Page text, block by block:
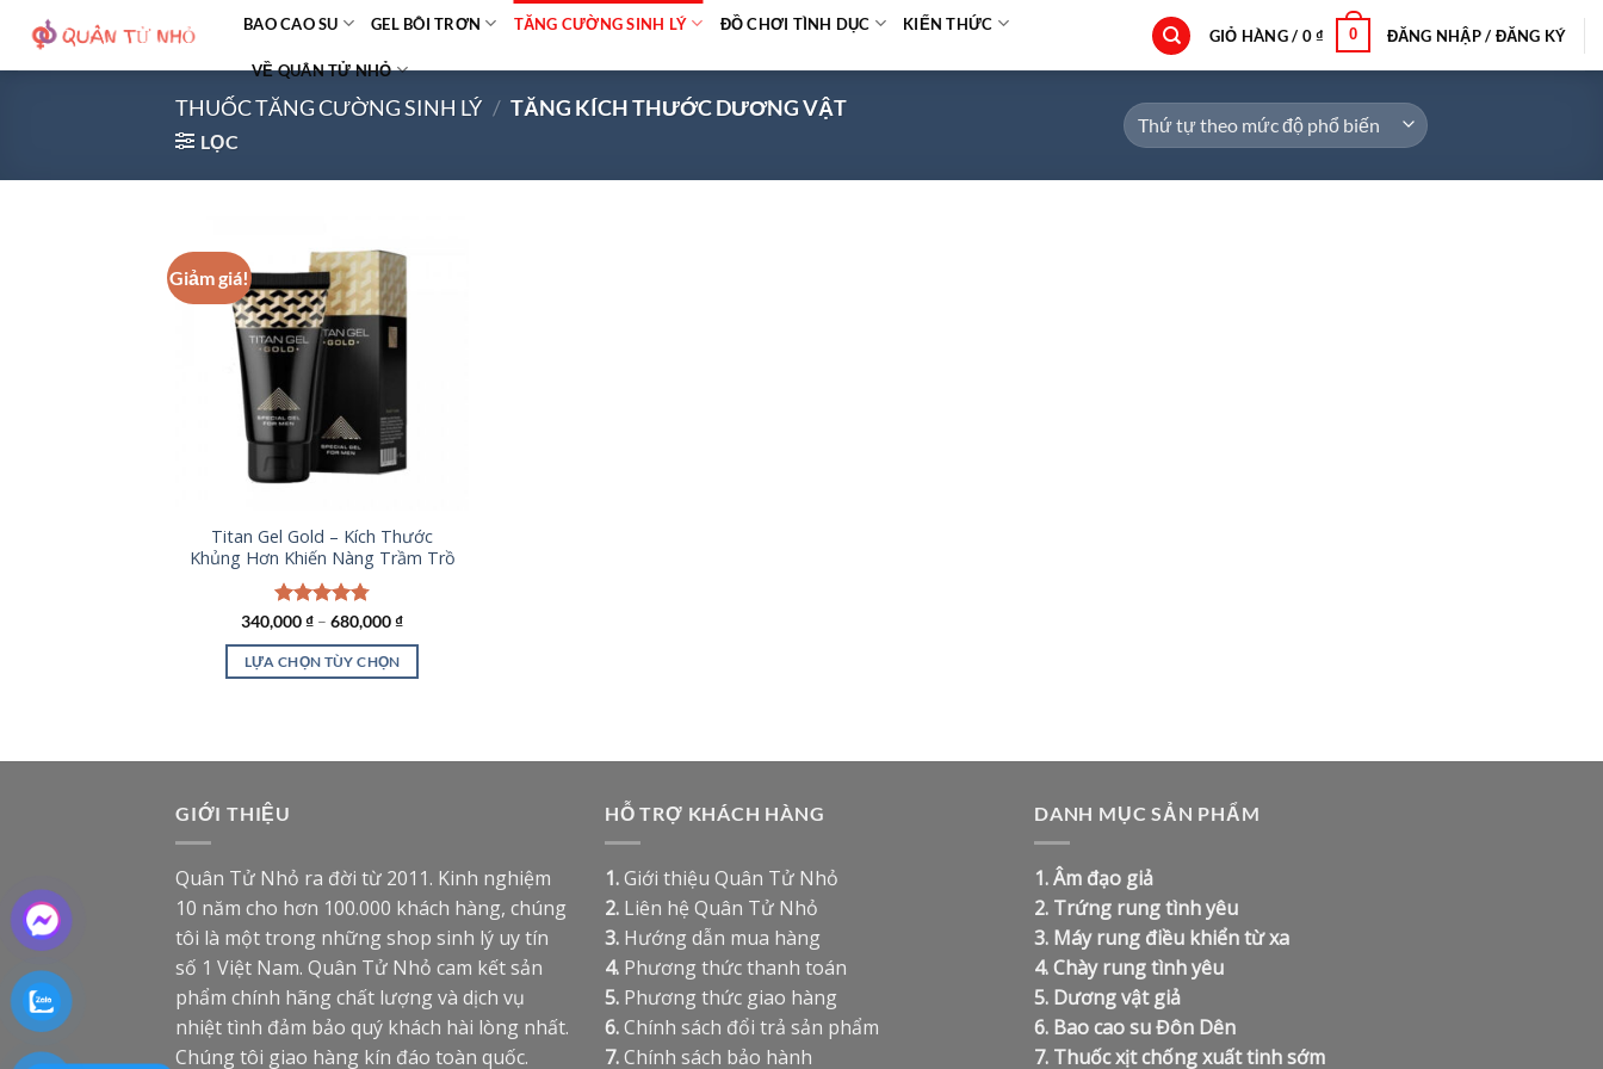
nội
BAO CAO SU GEL BÔI TRƠN TĂNG CƯỜNG SINH LÝ ĐỒ CHƠI TÌNH DỤC KIẾN THỨC
VỀ QUÂN TỬ NHỎ
GIỎ HÀNG / 0₫ 0 ĐĂNG NHẬP / ĐĂNG KÝ
THUỐC TĂNG CƯỜNG SINH LÝ / TĂNG KÍCH THƯỚC DƯƠNG VẬT
LỌC
Giảm giá!
Titan Gel Gold – Kích Thước
Khủng Hơn Khiến Nàng Trầm Trồ
Được xếp
5 sao
340,000₫ –680,000₫
LỰA CHỌN TÙY CHỌN
Các
tùy
chọn
có
thể
được
chọn
GIỚI THIỆU
Quân Tử Nhỏ ra đời từ 2011. Kinh nghiệm
10 năm cho hơn 100.000 khách hàng, chúng
tôi là một trong những shop sinh lý uy tín
số 1 Việt Nam. Quân Tử Nhỏ cam kết sản
phẩm chính hãng chất lượng và dịch vụ
nhiệt tình đảm bảo quý khách hài lòng nhất.
Chúng tôi giao hàng kín đáo toàn quốc.
HỖ TRỢ KHÁCH HÀNG
1.Giới thiệu Quân Tử Nhỏ
2. Liên hệ Quân Tử Nhỏ
3. Hướng dẫn mua hàng
4. Phương thức thanh toán
5. Phương thức giao hàng
6.Chính sách đổi trả sản phẩm
7.Chính sách bảo hành
DANH MỤC SẢN PHẨM
1.Âm đạo giả
2. Trứng rung tình yêu
3. Máy rung điều khiển từ xa
4.Chày rung tình yêu
5. Dương vật giả
6. Bao cao su Đôn Dên
7. Thuốc xịt chống xuất tinh sớm